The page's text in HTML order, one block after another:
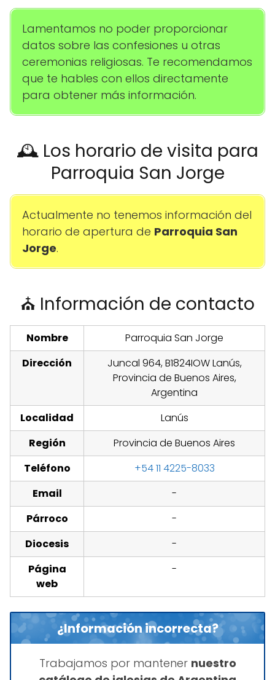
Lamentamos no poder proporcionar
datos sobre las confesiones u otras
ceremonias religiosas. Te recomendamos
que te hables con ellos directamente
para obtener más información.
🕰️ Los horario de visita para
Parroquia San Jorge
Actualmente no tenemos información del
horario de apertura de Parroquia San
Jorge.
⛪ Información de contacto
Nombre
Parroquia San Jorge
Dirección
Juncal 964, B1824IOW Lanús,
Provincia de Buenos Aires,
Argentina
Localidad
Lanús
Región
Provincia de Buenos Aires
Teléfono
+54 11 4225-8033
Email
-
Párroco
-
Diocesis
-
Página
web
-
¿Información incorrecta?
Trabajamos por mantener nuestro